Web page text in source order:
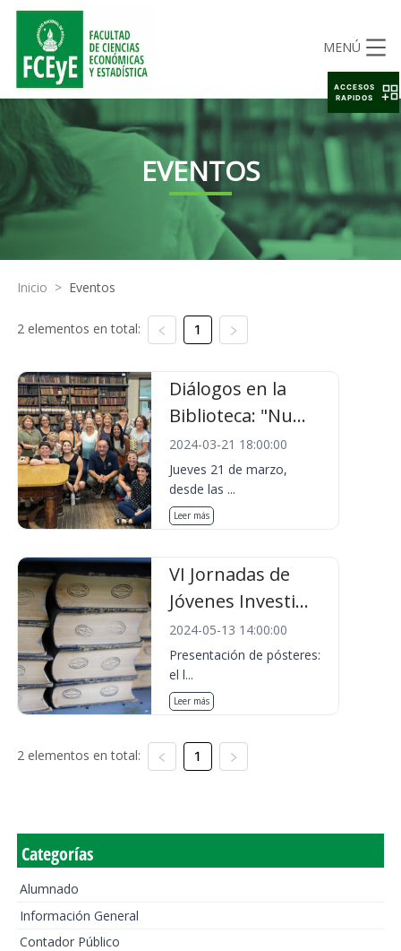
MENÚ
EVENTOS
Inicio > Eventos
2 elementos en total: 1
Diálogos en la
Biblioteca: "Nu...
2024-03-21 18:00:00
Jueves 21 de marzo,
desde las ...
Leer más
VI Jornadas de
Jóvenes Investi...
2024-05-13 14:00:00
Presentación de pósteres:
el l...
Leer más
2 elementos en total: 1
Categorías
Alumnado
Información General
Contador Público
ACCESOS
RAPIDOS